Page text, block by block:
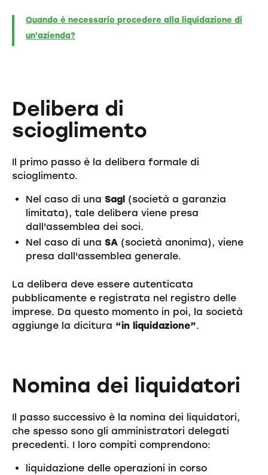
Quando è necessario procedere alla liquidazione di
un'azienda?
Delibera di
scioglimento
Il primo passo è la delibera formale di
scioglimento.
Nel caso di unaSagl (società a garanzia
limitata), tale delibera viene presa
dall'assemblea dei soci.
Nel caso di unaSA (società anonima), viene
presa dall'assemblea generale.
La delibera deve essere autenticata
pubblicamente e registrata nel registro delle
imprese. Da questo momento in poi, la società
aggiunge la dicitura “in liquidazione”.
Nomina dei liquidatori
Il passo successivo è la nomina dei liquidatori,
che spesso sono gli amministratori delegati
precedenti. I loro compiti comprendono:
liquidazione delle operazioni in corso